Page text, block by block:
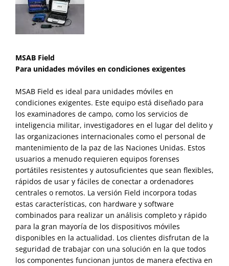
MSAB Field
Para unidades móviles en condiciones exigentes
MSAB Field es ideal para unidades móviles en
condiciones exigentes. Este equipo está diseñado para
los examinadores de campo, como los servicios de
inteligencia militar, investigadores en el lugar del delito y
las organizaciones internacionales como el personal de
mantenimiento de la paz de las Naciones Unidas. Estos
usuarios a menudo requieren equipos forenses
portátiles resistentes y autosuficientes que sean flexibles,
rápidos de usar y fáciles de conectar a ordenadores
centrales o remotos. La versión Field incorpora todas
estas características, con hardware y software
combinados para realizar un análisis completo y rápido
para la gran mayoría de los dispositivos móviles
disponibles en la actualidad. Los clientes disfrutan de la
seguridad de trabajar con una solución en la que todos
los componentes funcionan juntos de manera efectiva en